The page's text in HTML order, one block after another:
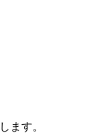
ます。